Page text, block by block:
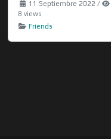
11 Septiembre 2022 /
8 views
Friends